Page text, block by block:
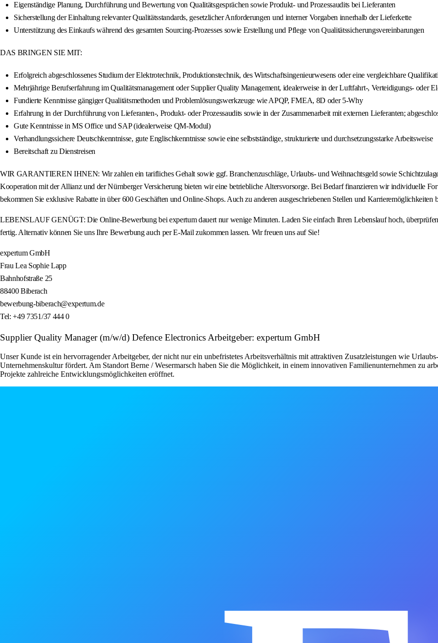
Eigenständige Planung, Durchführung und Bewertung von Qualitätsgesprächen sowie Produkt- und Prozessaudits bei Lieferanten
Sicherstellung der Einhaltung relevanter Qualitätsstandards, gesetzlicher Anforderungen und interner Vorgaben innerhalb der Lieferkette
Unterstützung des Einkaufs während des gesamten Sourcing-Prozesses sowie Erstellung und Pflege von Qualitätssicherungsvereinbarungen
DAS BRINGEN SIE MIT:
Erfolgreich abgeschlossenes Studium der Elektrotechnik, Produktionstechnik, des Wirtschaftsingenieurwesens oder eine vergleichbare
Mehrjährige Berufserfahrung im Qualitätsmanagement oder Supplier Quality Management, idealerweise in der Luftfahrt-, Verteidigungs- oder
Fundierte Kenntnisse gängiger Qualitätsmethoden und Problemlösungswerkzeuge wie APQP, FMEA, 8D oder 5-Why
Erfahrung in der Durchführung von Lieferanten-, Produkt- oder Prozessaudits sowie in der Zusammenarbeit mit externen Lieferanten;
Gute Kenntnisse in MS Office und SAP (idealerweise QM-Modul)
Verhandlungssichere Deutschkenntnisse, gute Englischkenntnisse sowie eine selbstständige, strukturierte und durchsetzungsstarke Arbeitsweise
Bereitschaft zu Dienstreisen
WIR GARANTIEREN IHNEN: Wir zahlen ein tarifliches Gehalt sowie ggf. Branchenzuschläge, Urlaubs- und Weihnachtsgeld sowie
Kooperation mit der Allianz und der Nürnberger Versicherung bieten wir eine betriebliche Altersvorsorge. Bei Bedarf finanzieren wir individuelle
bekommen Sie exklusive Rabatte in über 600 Geschäften und Online-Shops. Auch zu anderen ausgeschriebenen Stellen und Karrieremöglichkeiten
LEBENSLAUF GENÜGT: Die Online-Bewerbung bei expertum dauert nur wenige Minuten. Laden Sie einfach Ihren Lebenslauf hoch,
fertig. Alternativ können Sie uns Ihre Bewerbung auch per E-Mail zukommen lassen. Wir freuen uns auf Sie!
expertum GmbH
Frau Lea Sophie Lapp
Bahnhofstraße 25
88400 Biberach
bewerbung-biberach@expertum.de
Tel: +49 7351/37 444 0
Supplier Quality Manager (m/w/d) Defence Electronics Arbeitgeber: expertum GmbH
Unser Kunde ist ein hervorragender Arbeitgeber, der nicht nur ein unbefristetes Arbeitsverhältnis mit attraktiven Zusatzleistungen wie
Unternehmenskultur fördert. Am Standort Berne / Wesermarsch haben Sie die Möglichkeit, in einem innovativen Familienunternehmen zu
Projekte zahlreiche Entwicklungsmöglichkeiten eröffnet.